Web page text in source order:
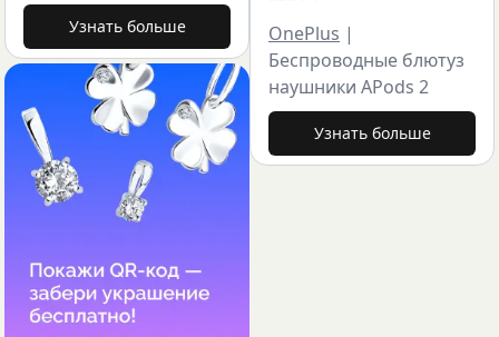
Узнать больше
OnePlus |
Беспроводные блютуз
наушники APods 2
Узнать больше